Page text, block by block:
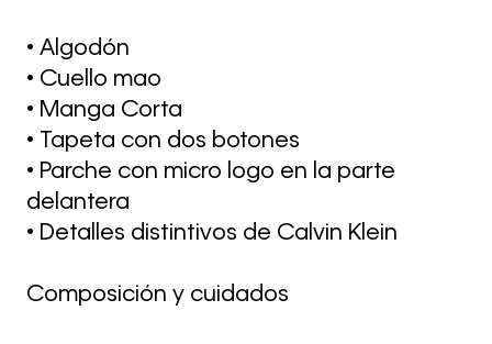
• Algodón
• Cuello mao
• Manga Corta
• Tapeta con dos botones
• Parche con micro logo en la parte
delantera
• Detalles distintivos de Calvin Klein
Composición y cuidados